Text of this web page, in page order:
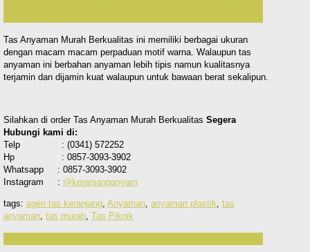
Tas Anyaman Murah Berkualitas ini memiliki berbagai ukuran
dengan macam macam perpaduan motif warna. Walaupun tas
anyaman ini berbahan anyaman lebih tipis namun kualitasnya
terjamin dan dijamin kuat walaupun untuk bawaan berat sekalipun.
Silahkan di order Tas Anyaman Murah Berkualitas Segera
Hubungi kami di:
Telp : (0341) 572252
Hp : 0857-3093-3902
Whatsapp : 0857-3093-3902
Instagram : @keranjanganyam
tags: agen tas keranjang, Anyaman, anyaman plastik, tas
anyaman, tas murah, Tas Piknik